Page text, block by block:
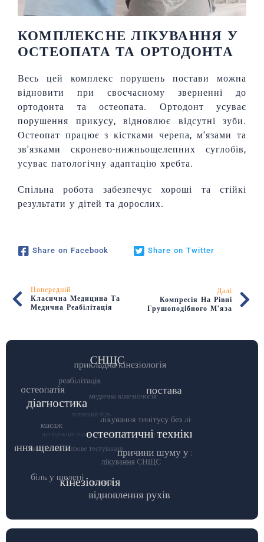
КОМПЛЕКСНЕ ЛІКУВАННЯ У
ОСТЕОПАТА ТА ОРТОДОНТА
Весь цей комплекс порушень постави можна
відновити при своєчасному зверненні до
ортодонта та остеопата. Ортодонт усуває
порушення прикусу, відновлює відсутні зуби.
Остеопат працює з кістками черепа, м'язами та
зв'язками скронево-нижньощелепних суглобів,
усуває патологічну адаптацію хребта.
Спільна робота забезпечує хороші та стійкі
результати у дітей та дорослих.
Share on Facebook Share on Twitter
Попередній
Класична Медицина Та
Медична Реабілітація
Далі
Компресія На Рівні
Грушоподібного М’яза